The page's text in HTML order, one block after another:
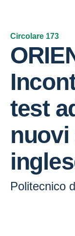
Circolare 173
test
Politecnico